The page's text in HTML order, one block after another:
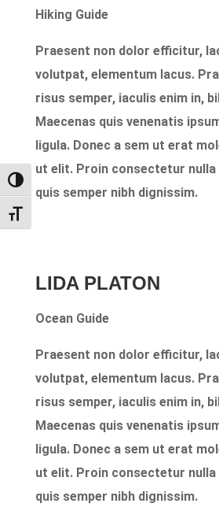
Umschalten auf hohe Kontraste
Schrift vergrößern
Hiking Guide
Praesent non dolor efficitur,
volutpat, elementum lacus.
risus semper, iaculis enim in,
Maecenas quis venenatis
ligula. Donec a sem ut erat
ut elit. Proin consectetur nulla
quis semper nibh dignissim.
LIDA PLATON
Ocean Guide
Praesent non dolor efficitur,
volutpat, elementum lacus.
risus semper, iaculis enim in,
Maecenas quis venenatis
ligula. Donec a sem ut erat
ut elit. Proin consectetur nulla
quis semper nibh dignissim.